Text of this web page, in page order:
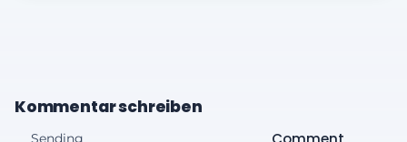
Kommentar schreiben
Sending